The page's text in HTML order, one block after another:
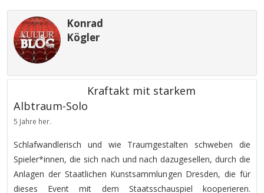
Konrad
Kögler
Kraftakt mit starkem
Albtraum-Solo
5 Jahre her.
Schlafwandlerisch und wie Traumgestalten schweben die
Spieler*innen, die sich nach und nach dazugesellen, durch die
Anlagen der Staatlichen Kunstsammlungen Dresden, die für
dieses Event mit dem Staatsschauspiel kooperieren.